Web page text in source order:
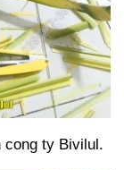
cong ty Bivilul.